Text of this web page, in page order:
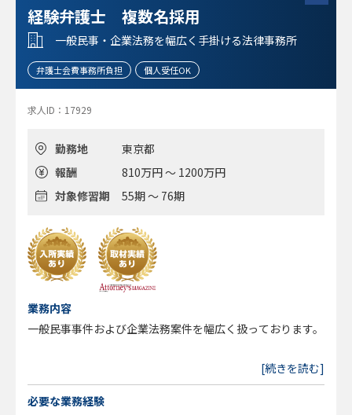
経験弁護士 複数名採用
一般民事・企業法務を幅広く手掛ける法律事務所
弁護士会費事務所負担 個人受任OK
求人ID：17929
勤務地
東京都
報酬
810万円 ～ 1200万円
対象修習期
55期 ～ 76期
業務内容
一般民事事件および企業法務案件を幅広く扱っております。
[続きを読む]
必要な業務経験